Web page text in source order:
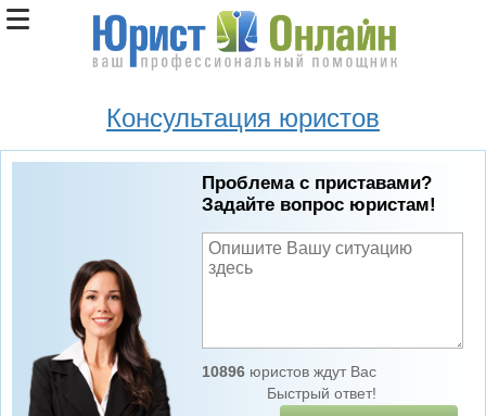
Консультация юристов
Проблема с приставами?
Задайте вопрос юристам!
10896юристов ждут Вас
Быстрый ответ!